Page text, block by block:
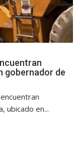
gobernador de
ubicado en...